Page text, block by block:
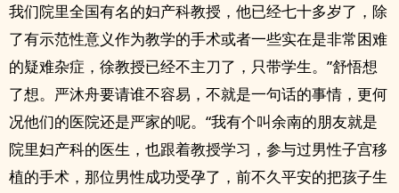
我们院里全国有名的妇产科教授，他已经七十多岁了，除
了有示范性意义作为教学的手术或者一些实在是非常困难
的疑难杂症，徐教授已经不主刀了，只带学生。”舒悟想
了想。严沐舟要请谁不容易，不就是一句话的事情，更何
况他们的医院还是严家的呢。“我有个叫余南的朋友就是
院里妇产科的医生，也跟着教授学习，参与过男性子宫移
植的手术，那位男性成功受孕了，前不久平安的把孩子生